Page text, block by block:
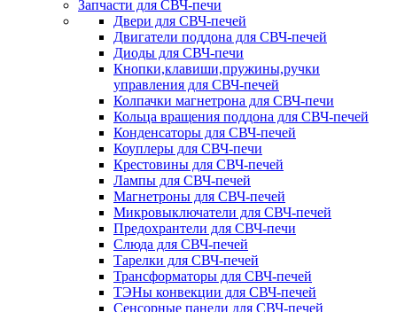
Запчасти для СВЧ-печи
Двери для СВЧ-печей
Двигатели поддона для СВЧ-печей
Диоды для СВЧ-печи
Кнопки,клавиши,пружины,ручки
управления для СВЧ-печей
Колпачки магнетрона для СВЧ-печи
Кольца вращения поддона для СВЧ-печей
Конденсаторы для СВЧ-печей
Коуплеры для СВЧ-печи
Крестовины для СВЧ-печей
Лампы для СВЧ-печей
Магнетроны для СВЧ-печей
Микровыключатели для СВЧ-печей
Предохрантели для СВЧ-печи
Слюда для СВЧ-печей
Тарелки для СВЧ-печей
Трансформаторы для СВЧ-печей
ТЭНы конвекции для СВЧ-печей
Сенсорные панели для СВЧ-печей